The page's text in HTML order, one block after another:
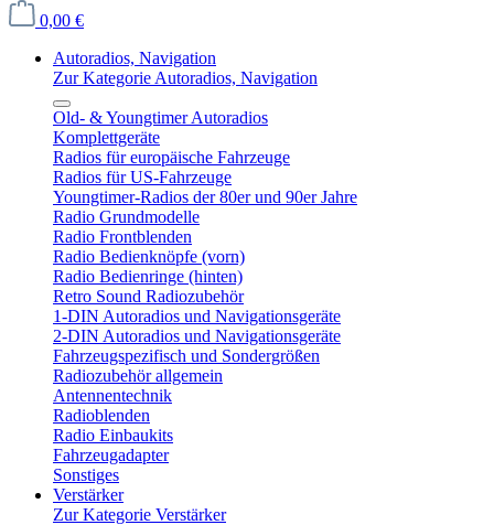
0,00 €
Autoradios, Navigation
Zur Kategorie Autoradios, Navigation
Old- & Youngtimer Autoradios
Komplettgeräte
Radios für europäische Fahrzeuge
Radios für US-Fahrzeuge
Youngtimer-Radios der 80er und 90er Jahre
Radio Grundmodelle
Radio Frontblenden
Radio Bedienknöpfe (vorn)
Radio Bedienringe (hinten)
Retro Sound Radiozubehör
1-DIN Autoradios und Navigationsgeräte
2-DIN Autoradios und Navigationsgeräte
Fahrzeugspezifisch und Sondergrößen
Radiozubehör allgemein
Antennentechnik
Radioblenden
Radio Einbaukits
Fahrzeugadapter
Sonstiges
Verstärker
Zur Kategorie Verstärker